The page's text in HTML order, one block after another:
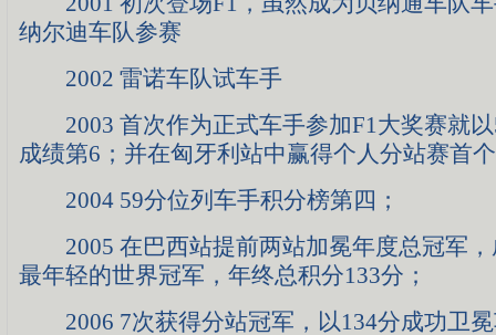
纳尔迪车队参赛
2002 雷诺车队试车手
2003 首次作为正式车手参加F1大奖赛就以
成绩第6；并在匈牙利站中赢得个人分站赛首
2004 59分位列车手积分榜第四；
2005 在巴西站提前两站加冕年度总冠军，
最年轻的世界冠军，年终总积分133分；
2006 7次获得分站冠军，以134分成功卫冕